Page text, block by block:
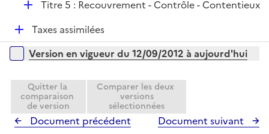
e
r
D
p
l
i
e
r
Titre 5 : Recouvrement - Contrôle - Contentieux
D
é
p
e
r
Taxes assimilées
Versions sur la période
Version en vigueur du 12/09/2012 à aujourd'hui
Quitter la
comparaison
de version
Comparer les deux
versions
sélectionnées
Document précédent Document suivant